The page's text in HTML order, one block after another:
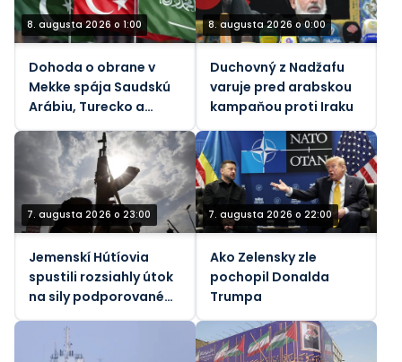
8. augusta 2026 o 1:00
Dohoda o obrane v
Mekke spája Saudskú
Arábiu, Turecko a
8. augusta 2026 o 0:00
Duchovný z Nadžafu
varuje pred arabskou
kampaňou proti Iraku
7. augusta 2026 o 23:00
Jemenskí Hútíovia
spustili rozsiahly útok
na sily podporované
(VIDEÁ)
7. augusta 2026 o 22:00
Ako Zelensky zle
pochopil Donalda
Trumpa